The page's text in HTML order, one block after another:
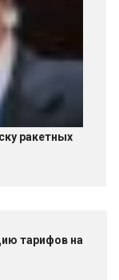
ракетных
тарифов на